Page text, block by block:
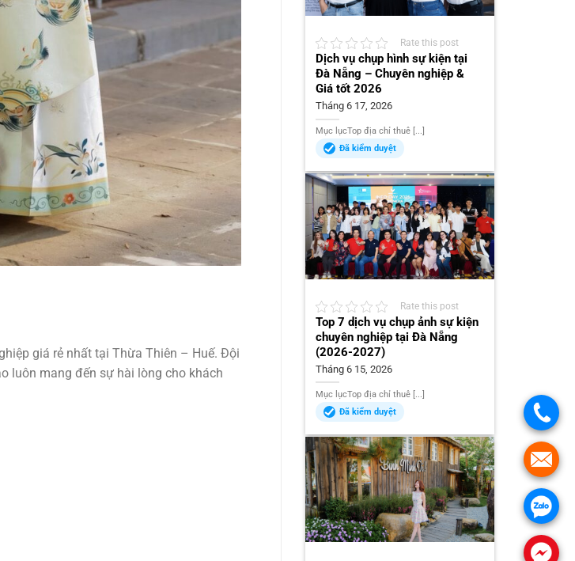
giá rẻ nhất tại Thừa Thiên – Huế. Đội
luôn mang đến sự hài lòng cho khách
Rate this post
Dịch vụ chụp hình sự kiện tại
Đà Nẵng – Chuyên nghiệp &
Giá tốt 2026
Tháng 6 17, 2026
Mục lụcTop địa chỉ thuê [...]
Đã kiểm duyệt
Rate this post
Top 7 dịch vụ chụp ảnh sự kiện
chuyên nghiệp tại Đà Nẵng
(2026-2027)
Tháng 6 15, 2026
Mục lụcTop địa chỉ thuê [...]
Đã kiểm duyệt